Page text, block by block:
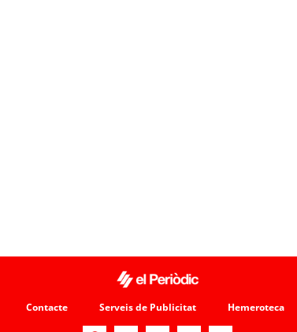
Contacte Serveis de Publicitat Hemeroteca